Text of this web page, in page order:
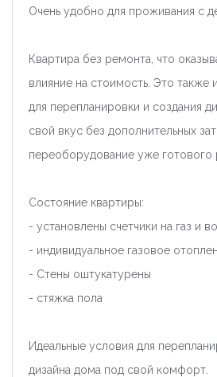
Очень удобно для проживания с
Квартира без ремонта, что
влияние на стоимость. Это также
для перепланировки и создания
свой вкус без дополнительных
переоборудование уже готового
Состояние квартиры:
- установлены счетчики на газ и
- индивидуальное газовое
- Стены оштукатурены
- стяжка пола
Идеальные условия для
дизайна дома под свой комфорт.